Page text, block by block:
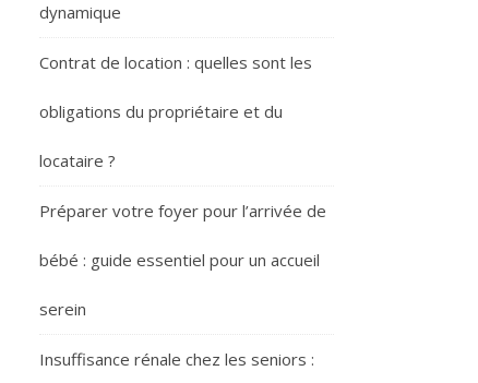
dynamique
Contrat de location : quelles sont les
obligations du propriétaire et du
locataire ?
Préparer votre foyer pour l’arrivée de
bébé : guide essentiel pour un accueil
serein
Insuffisance rénale chez les seniors :